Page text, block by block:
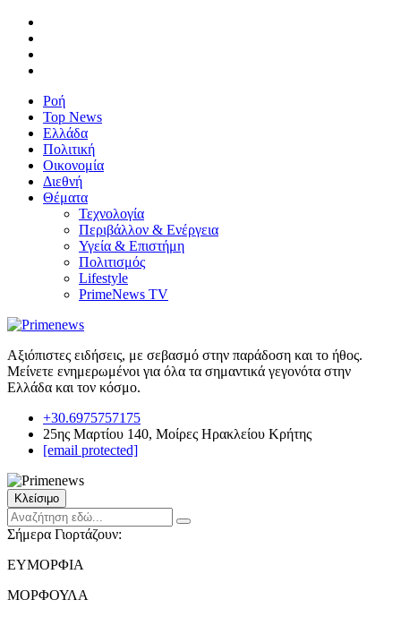
Ροή
Top News
Ελλάδα
Πολιτική
Οικονομία
Διεθνή
Θέματα
Τεχνολογία
Περιβάλλον & Ενέργεια
Υγεία & Επιστήμη
Πολιτισμός
Lifestyle
PrimeNews TV
Αξιόπιστες ειδήσεις, με σεβασμό στην παράδοση και το ήθος.
Μείνετε ενημερωμένοι για όλα τα σημαντικά γεγονότα στην
Ελλάδα και τον κόσμο.
+30.6975757175
25ης Μαρτίου 140, Μοίρες Ηρακλείου Κρήτης
[email protected]
Κλείσιμο
Σήμερα Γιορτάζουν:
ΕΥΜΟΡΦΙΑ
ΜΟΡΦΟΥΛΑ